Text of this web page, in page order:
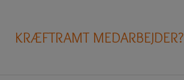
KRÆFTRAMT MEDARBEJDER?